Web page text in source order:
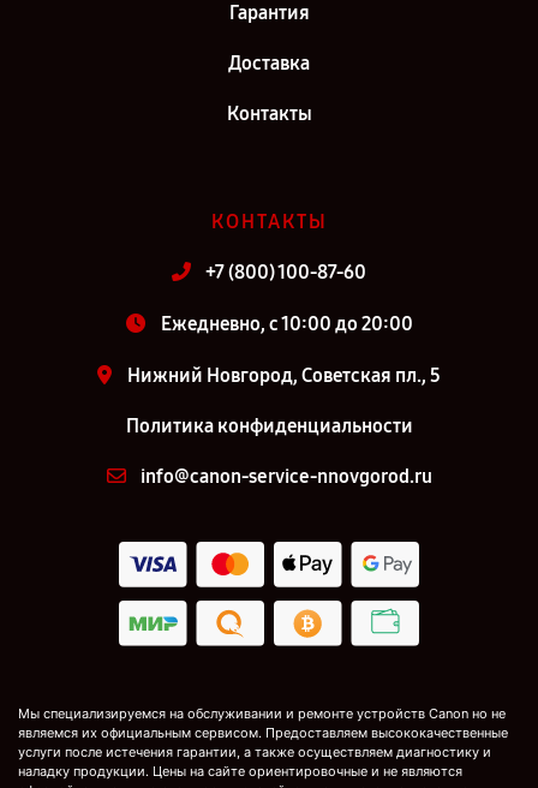
Гарантия
Доставка
Контакты
КОНТАКТЫ
+7 (800) 100-87-60
Ежедневно, с 10:00 до 20:00
Нижний Новгород, Советская пл., 5
Политика конфиденциальности
info@canon-service-nnovgorod.ru
Мы специализируемся на обслуживании и ремонте устройств Canon но не
являемся их официальным сервисом. Предоставляем высококачественные
услуги после истечения гарантии, а также осуществляем диагностику и
наладку продукции. Цены на сайте ориентировочные и не являются